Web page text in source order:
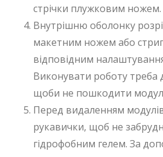
стрічки плужковим ножем.
Внутрішню оболонку
макетним ножем або
відповідним
Виконувати роботу треба
щоби не пошкодити
Перед видаленням
рукавички, щоб не
гідрофобним гелем. За